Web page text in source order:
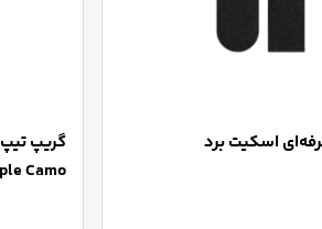
اسکیت برد
Camo